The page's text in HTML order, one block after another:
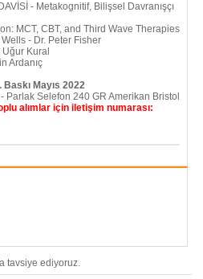
- Metakognitif, Bilişsel Davranışçı
MCT, CBT, and Third Wave Therapies
Wells - Dr. Peter Fisher
Kural
Ardanıç
Baskı Mayıs 2022
Parlak Selefon 240 GR Amerikan Bristol
alımlar için iletişim numarası:
tavsiye ediyoruz.